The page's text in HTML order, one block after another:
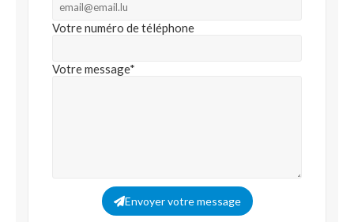
Votre numéro de téléphone
Votre message*
Envoyer votre message